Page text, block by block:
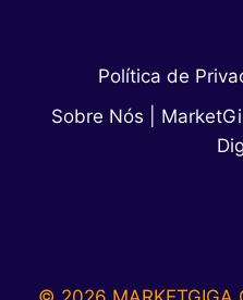
Política de
Sobre Nós |